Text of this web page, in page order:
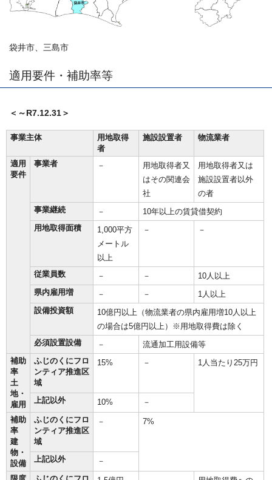
袋井市、三島市
適用要件・補助率等
＜～R7.12.31＞
事業主体
用地取得
者
施設設置者 物流業者
適用
要件
事業者 －
用地取得者又
はその関連会
社
用地取得者又は
施設設置者以外
の者
事業継続
－
10年以上の賃貸借契約
用地取得面積
1,000平方
メートル
以上
－ －
従業員数 － －
10人以上
県内雇用増
－ －
1人以上
設備投資額
10億円以上（物流業者の県内雇用増10人以上
の場合は5億円以上）※用地取得費は除く
必須設置設備
－
流通加工用設備等
補助
率
土
地・
雇用
ふじのくにフロ
ンティア推進区
域
15% － 1人当たり25万円
上記以外 10%
－
補助
率
建
物・
設備
ふじのくにフロ
ンティア推進区
域
－ 7%
上記以外
－